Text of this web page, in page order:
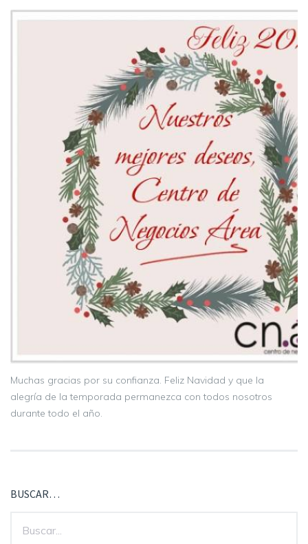
Muchas gracias por su confianza. Feliz Navidad y que la
alegría de la temporada permanezca con todos nosotros
durante todo el año.
BUSCAR…